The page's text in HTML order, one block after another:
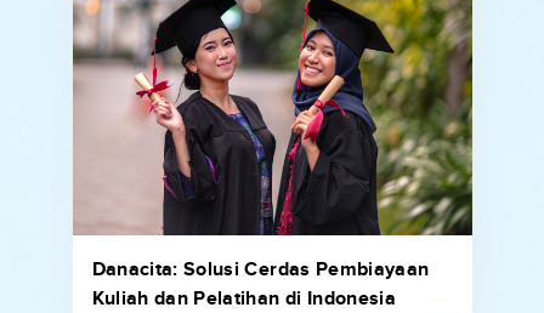
Danacita: Solusi Cerdas Pembiayaan
Kuliah dan Pelatihan di Indonesia